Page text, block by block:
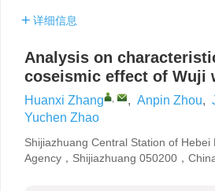
详细信息
Analysis on
coseismic effect of Wuji
Huanxi Zhang , , Anpin Zhou,
Yuchen Zhao
Shijiazhuang Central Station of Hebei
Agency，Shijiazhuang 050200，